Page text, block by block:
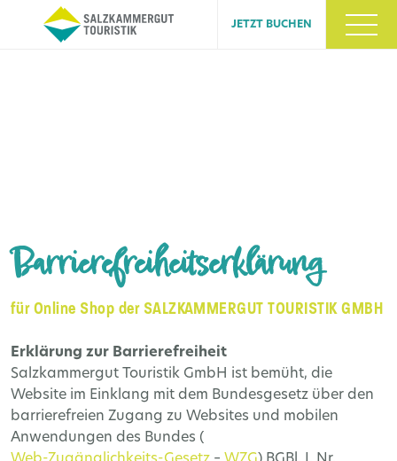
JETZT BUCHEN
Barrierefreiheitserklärung
für Online Shop der SALZKAMMERGUT TOURISTIK GMBH
Erklärung zur Barrierefreiheit
Salzkammergut Touristik GmbH ist bemüht, die
Website im Einklang mit dem Bundesgesetz über den
barrierefreien Zugang zu Websites und mobilen
Anwendungen des Bundes (